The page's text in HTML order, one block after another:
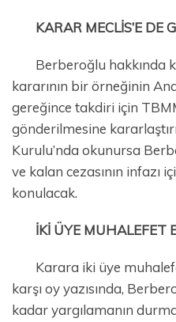
KARAR MECLİS’E DE
Berberoğlu hakkında
kararının bir örneğinin
gereğince takdiri için
gönderilmesine
Kurulu’nda okunursa
ve kalan cezasının infazı
konulacak.
İKİ ÜYE MUHALEFET
Karara iki üye
karşı oy yazısında,
kadar yargılamanın